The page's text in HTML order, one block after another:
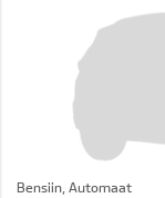
Bensiin, Automaat